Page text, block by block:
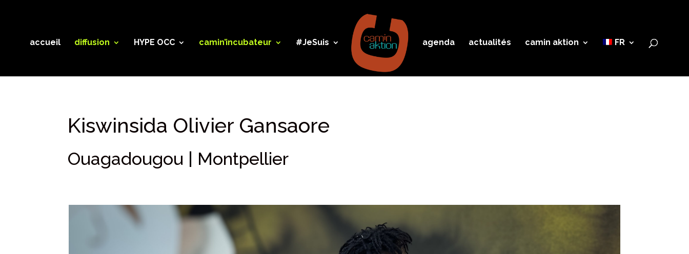
accueil diffusion HYPE OCC camin’incubateur #JeSuis agenda actualités camin aktion FR
Kiswinsida Olivier Gansaore
Ouagadougou | Montpellier